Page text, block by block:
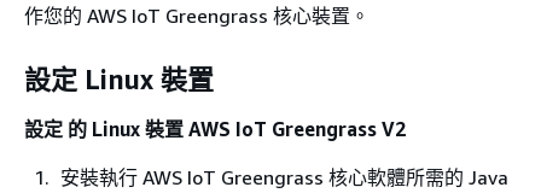
作您的 AWS IoT Greengrass 核心裝置。
設定 Linux 裝置
設定 的 Linux 裝置 AWS IoT Greengrass V2
安裝執行 AWS IoT Greengrass 核心軟體所需的 Java